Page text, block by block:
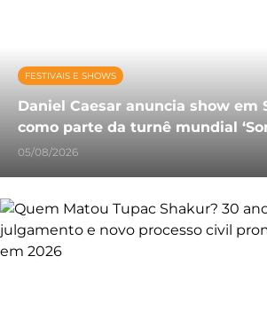
FESTIVAIS E SHOWS
Daniel Caesar anuncia show em
como parte da turnê mundial
05/08/2026